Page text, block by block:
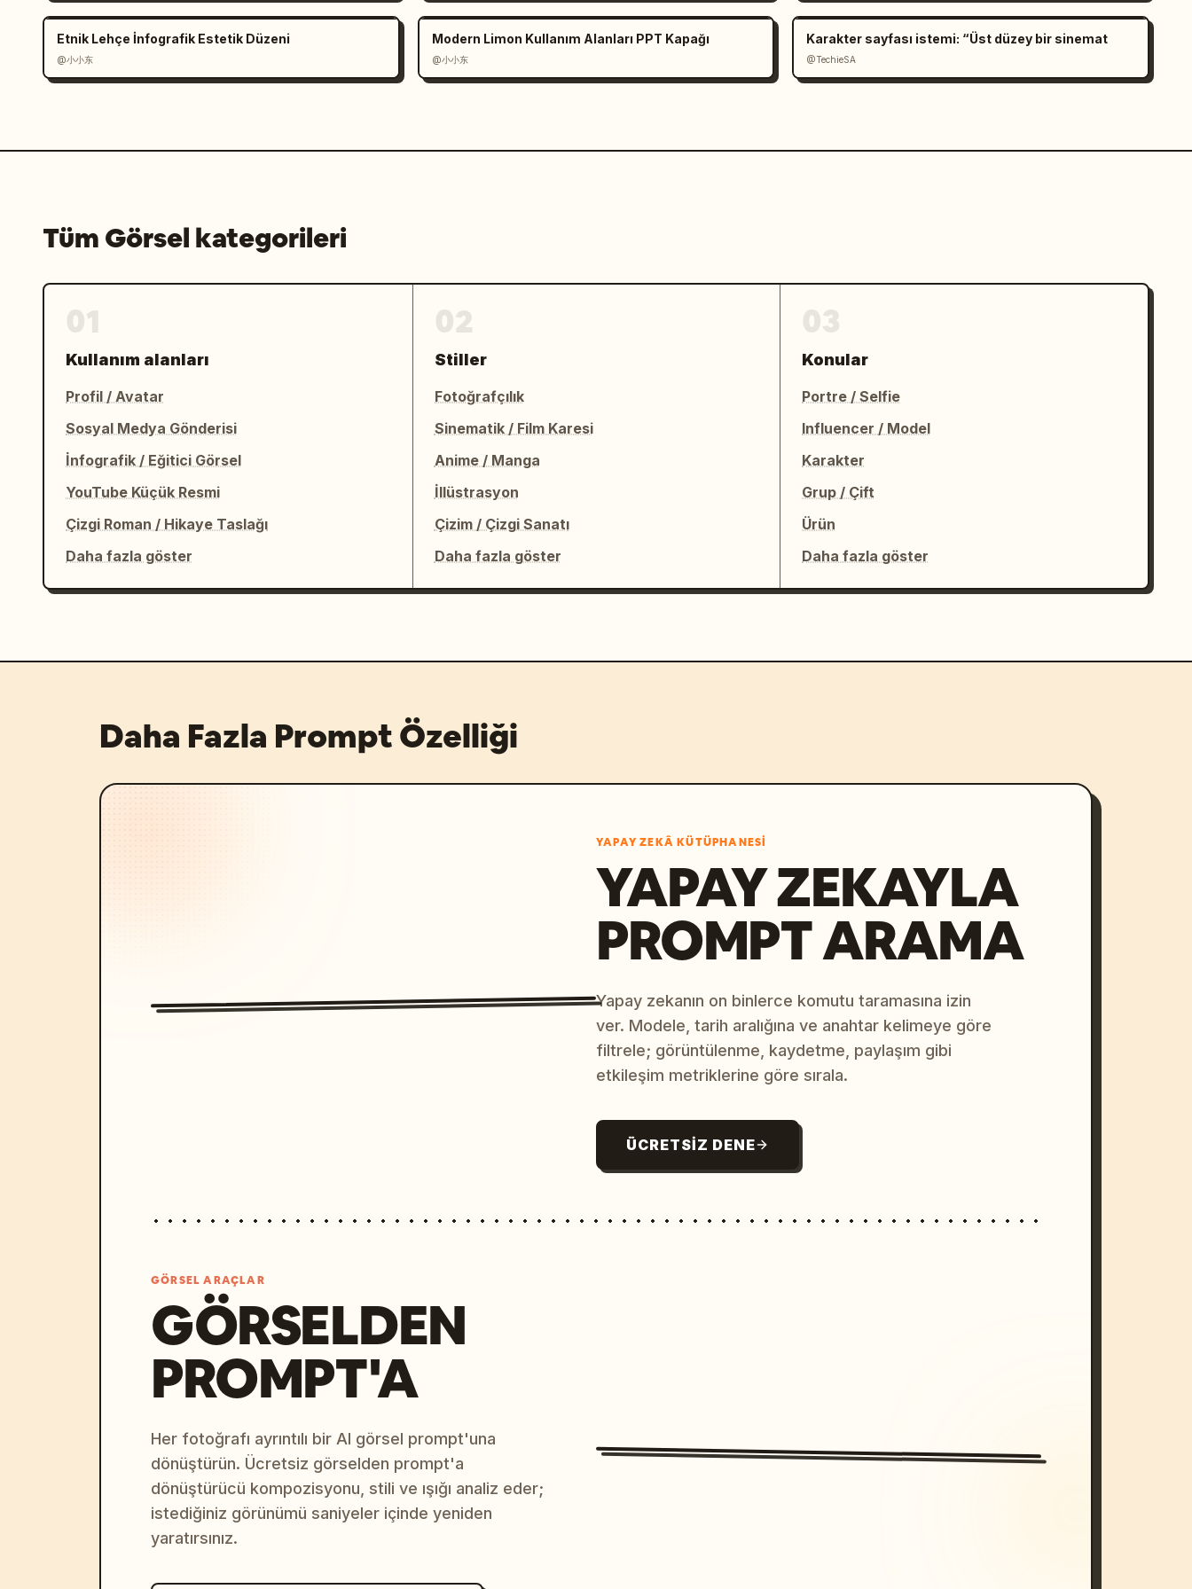
Etnik Lehçe İnfografik Estetik Düzeni
@小小东
Modern Limon Kullanım Alanları PPT Kapağı
@小小东
Karakter sayfası istemi: “Üst düzey bir sinemat
@TechieSA
Tüm Görsel kategorileri
Kullanım alanları
Profil / Avatar
Sosyal Medya Gönderisi
İnfografik / Eğitici Görsel
YouTube Küçük Resmi
Çizgi Roman / Hikaye Taslağı
Daha fazla göster
Stiller
Fotoğrafçılık
Sinematik / Film Karesi
Anime / Manga
İllüstrasyon
Çizim / Çizgi Sanatı
Daha fazla göster
Konular
Portre / Selfie
Influencer / Model
Karakter
Grup / Çift
Ürün
Daha fazla göster
Daha Fazla Prompt Özelliği
YAPAY ZEKÂ KÜTÜPHANESI
YAPAY ZEKAYLA
PROMPT ARAMA
Yapay zekanın on binlerce komutu taramasına izin
ver. Modele, tarih aralığına ve anahtar kelimeye göre
filtrele; görüntülenme, kaydetme, paylaşım gibi
etkileşim metriklerine göre sırala.
ÜCRETSIZ DENE
GÖRSEL ARAÇLAR
GÖRSELDEN
PROMPT'A
Her fotoğrafı ayrıntılı bir AI görsel prompt'una
dönüştürün. Ücretsiz görselden prompt'a
dönüştürücü kompozisyonu, stili ve ışığı analiz eder;
istediğiniz görünümü saniyeler içinde yeniden
yaratırsınız.